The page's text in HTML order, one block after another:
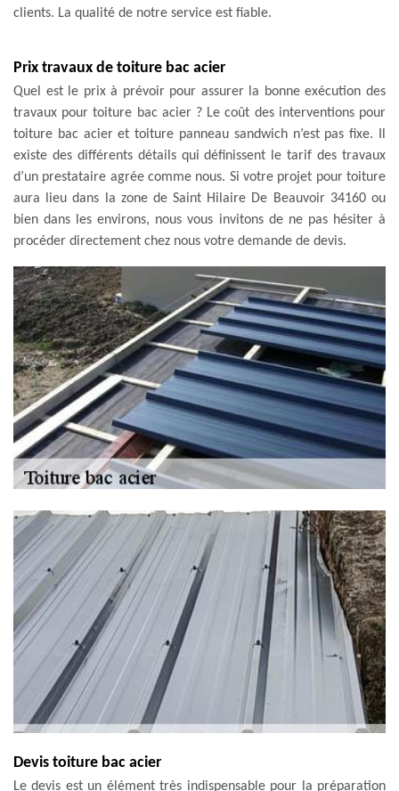
clients. La qualité de notre service est fiable.
Prix travaux de toiture bac acier
Quel est le prix à prévoir pour assurer la bonne exécution des
travaux pour toiture bac acier ? Le coût des interventions pour
toiture bac acier et toiture panneau sandwich n’est pas fixe. Il
existe des différents détails qui définissent le tarif des travaux
d’un prestataire agrée comme nous. Si votre projet pour toiture
aura lieu dans la zone de Saint Hilaire De Beauvoir 34160 ou
bien dans les environs, nous vous invitons de ne pas hésiter à
procéder directement chez nous votre demande de devis.
Devis toiture bac acier
Le devis est un élément très indispensable pour la préparation